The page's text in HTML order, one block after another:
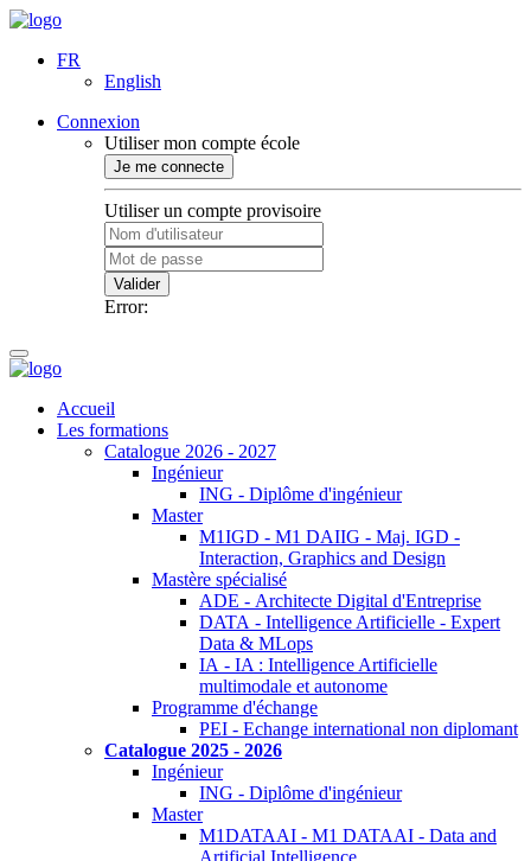
FR
English
Connexion
Utiliser mon compte école
Je me connecte
Utiliser un compte provisoire
Valider
Error:
Accueil
Les formations
Catalogue 2026 - 2027
Ingénieur
ING - Diplôme d'ingénieur
Master
M1IGD - M1 DAIIG - Maj. IGD -
Interaction, Graphics and Design
Mastère spécialisé
ADE - Architecte Digital d'Entreprise
DATA - Intelligence Artificielle - Expert
Data & MLops
IA - IA : Intelligence Artificielle
multimodale et autonome
Programme d'échange
PEI - Echange international non diplomant
Catalogue 2025 - 2026
Ingénieur
ING - Diplôme d'ingénieur
Master
M1DATAAI - M1 DATAAI - Data and
Artificial Intelligence